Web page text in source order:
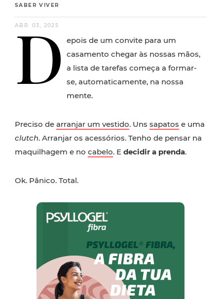
SABER VIVER
ABR. 03, 2025
D
epois de um convite para um
casamento chegar às nossas mãos,
a lista de tarefas começa a formar-
se, automaticamente, na nossa
mente.
Preciso de arranjar um vestido. Uns sapatos e uma
clutch. Arranjar os acessórios. Tenho de pensar na
maquilhagem e no cabelo. E decidir a prenda.
Ok. Pânico. Total.